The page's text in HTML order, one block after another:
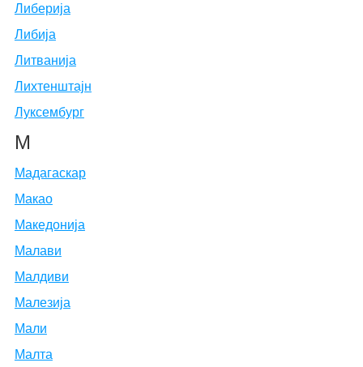
Либерија
Либија
Литванија
Лихтенштајн
Луксембург
М
Мадагаскар
Макао
Македонија
Малави
Малдиви
Малезија
Мали
Малта